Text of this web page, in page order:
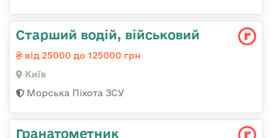
Старший водій, військовий
від 25000 до 125000 грн
Київ
Морська Піхота ЗСУ
Гранатометник